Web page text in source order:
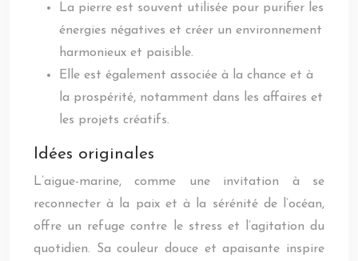
La pierre est souvent utilisée pour purifier les
énergies négatives et créer un environnement
harmonieux et paisible.
Elle est également associée à la chance et à
la prospérité, notamment dans les affaires et
les projets créatifs.
Idées originales
L’aigue-marine, comme une invitation à se
reconnecter à la paix et à la sérénité de l’océan,
offre un refuge contre le stress et l’agitation du
quotidien. Sa couleur douce et apaisante inspire